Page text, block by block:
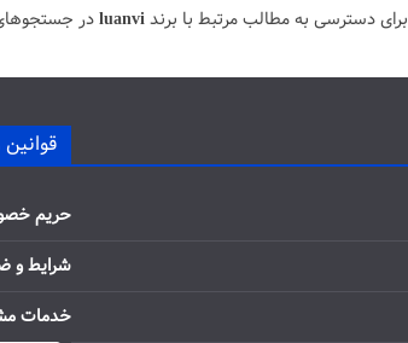
برای دسترسی به مطالب مرتبط با برندluanviدر
حریم
شرایط و
خدمات